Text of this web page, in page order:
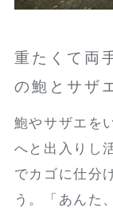
重たくて両
の鮑とサザ
鮑やサザエを
へと出入りし
でカゴに仕分
う。「あんた